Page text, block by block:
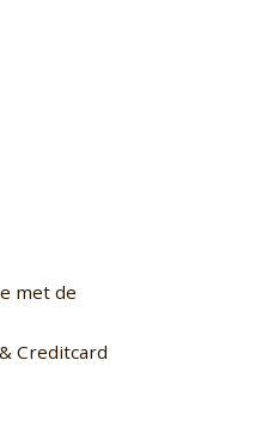
met de
Creditcard